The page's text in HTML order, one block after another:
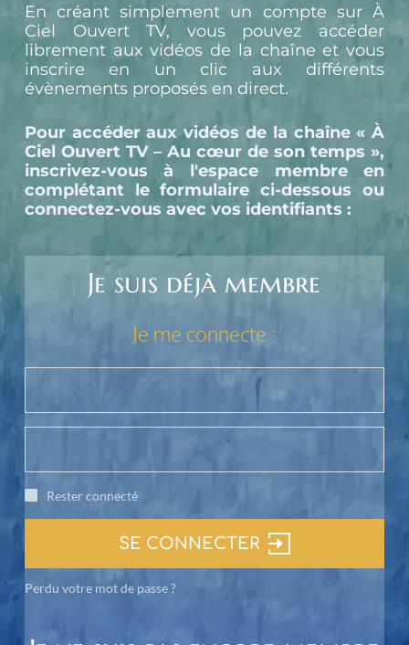
En créant simplement un compte sur À
Ciel Ouvert TV, vous pouvez accéder
librement aux vidéos de la chaîne et vous
inscrire en un clic aux différents
évènements proposés en direct.
Pour accéder aux vidéos de la chaîne « À
Ciel Ouvert TV – Au cœur de son temps »,
inscrivez-vous à l'espace membre en
complétant le formulaire ci-dessous ou
connectez-vous avec vos identifiants :
Je suis déjà membre
Je me connecte :
Rester connecté
SE CONNECTER
Perdu votre mot de passe ?